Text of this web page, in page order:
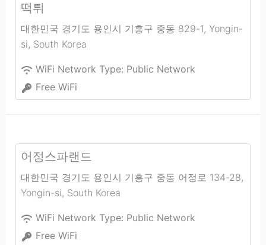
떡튀
대한민국 경기도 용인시 기흥구 중동 829-1, Yongin-
si, South Korea
WiFi Network Type: Public Network
Free WiFi
어정스파랜드
대한민국 경기도 용인시 기흥구 중동 어정로 134-28,
Yongin-si, South Korea
WiFi Network Type: Public Network
Free WiFi